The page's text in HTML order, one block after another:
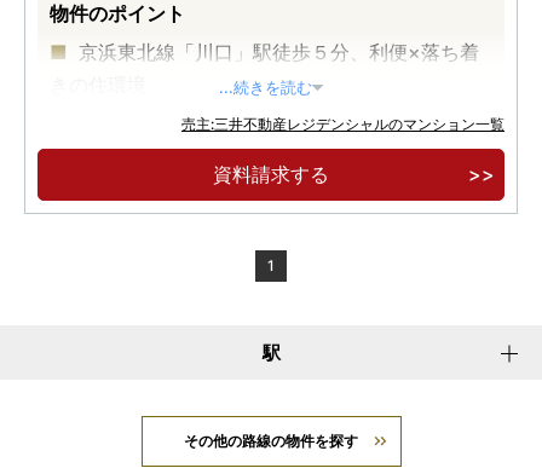
物件のポイント
京浜東北線「川口」駅徒歩５分、利便×落ち着
地上６階建の低層邸宅
最上階メゾネット住戸、１階テラス付き住戸な
どの多彩なプランバリエーション
...続きを読む
売主:三井不動産レジデンシャルのマンション一覧
資料請求する
1
駅
その他の路線の物件を探す